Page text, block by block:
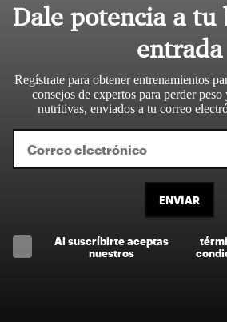
Dale potencia a tu
entrada
Regístrate para obtener entrenamientos
consejos de expertos para perder
nutritivas, enviados a tu correo
ENVIAR
Al suscríbirte aceptas
nuestros